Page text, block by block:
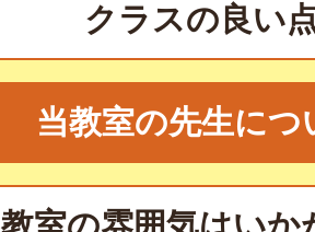
クラスの良い
当教室の先生につ